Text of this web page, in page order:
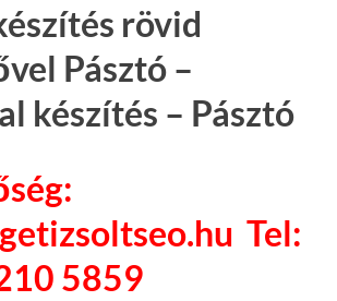
rövid
Pásztó –
készítés – Pásztó
Tel:
5859